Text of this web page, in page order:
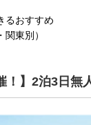
るおすすめ
東別）
！】2泊3日無